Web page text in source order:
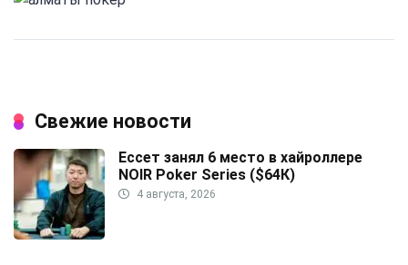
Свежие новости
Ессет занял 6 место в хайроллере
NOIR Poker Series ($64К)
4 августа, 2026